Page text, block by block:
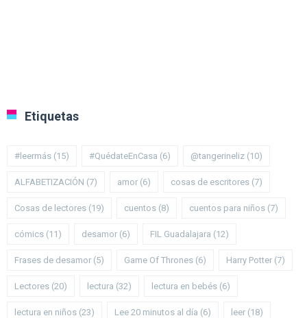
Etiquetas
#leermás (15) #QuédateEnCasa (6) @tangerineliz (10)
ALFABETIZACIÓN (7) amor (6) cosas de escritores (7)
Cosas de lectores (19) cuentos (8) cuentos para niños (7)
cómics (11) desamor (6) FIL Guadalajara (12)
Frases de desamor (5) Game Of Thrones (6) Harry Potter (7)
Lectores (20) lectura (32) lectura en bebés (6)
lectura en niños (23) Lee 20 minutos al día (6) leer (18)